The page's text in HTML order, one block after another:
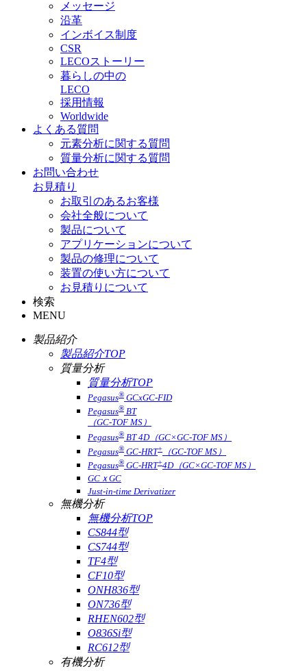
メッセージ
沿革
インボイス制度
CSR
LECOストーリー
暮らしの中の
LECO
採用情報
Worldwide
よくある質問
元素分析に関する質問
質量分析に関する質問
お問い合わせ
お見積り
お取引のあるお客様
会社全般について
製品について
アプリケーションについて
製品の修理について
装置の使い方について
お見積りについて
検索
MENU
製品紹介
製品紹介TOP
質量分析
質量分析TOP
Pegasus® GCxGC-FID
Pegasus® BT
（GC-TOF MS）
Pegasus® BT 4D（GC×GC-TOF MS）
Pegasus® GC-HRT+
（GC-TOF MS）
Pegasus® GC-HRT+4D（GC×GC-TOF MS）
GCｘGC
Just-in-time Derivatizer
無機分析
無機分析TOP
CS844型
CS744型
TF4型
CF10型
ONH836型
ON736型
RHEN602型
O836Si型
RC612型
有機分析